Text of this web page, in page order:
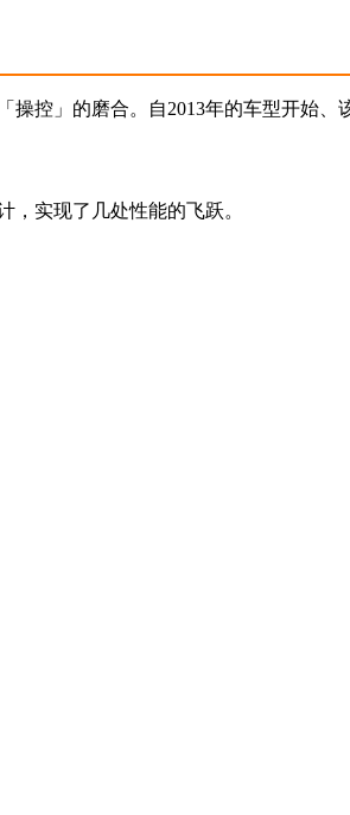
控」的磨合。自2013年的车型开始、
，实现了几处性能的飞跃。